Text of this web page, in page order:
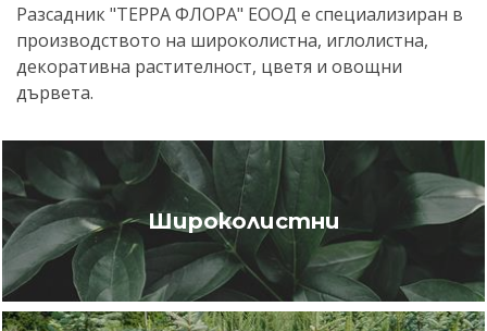
Разсадник "ТЕРРА ФЛОРА" ЕООД е специализиран в
производството на широколистна, иглолистна,
декоративна растителност, цветя и овощни
дървета.
Широколистни